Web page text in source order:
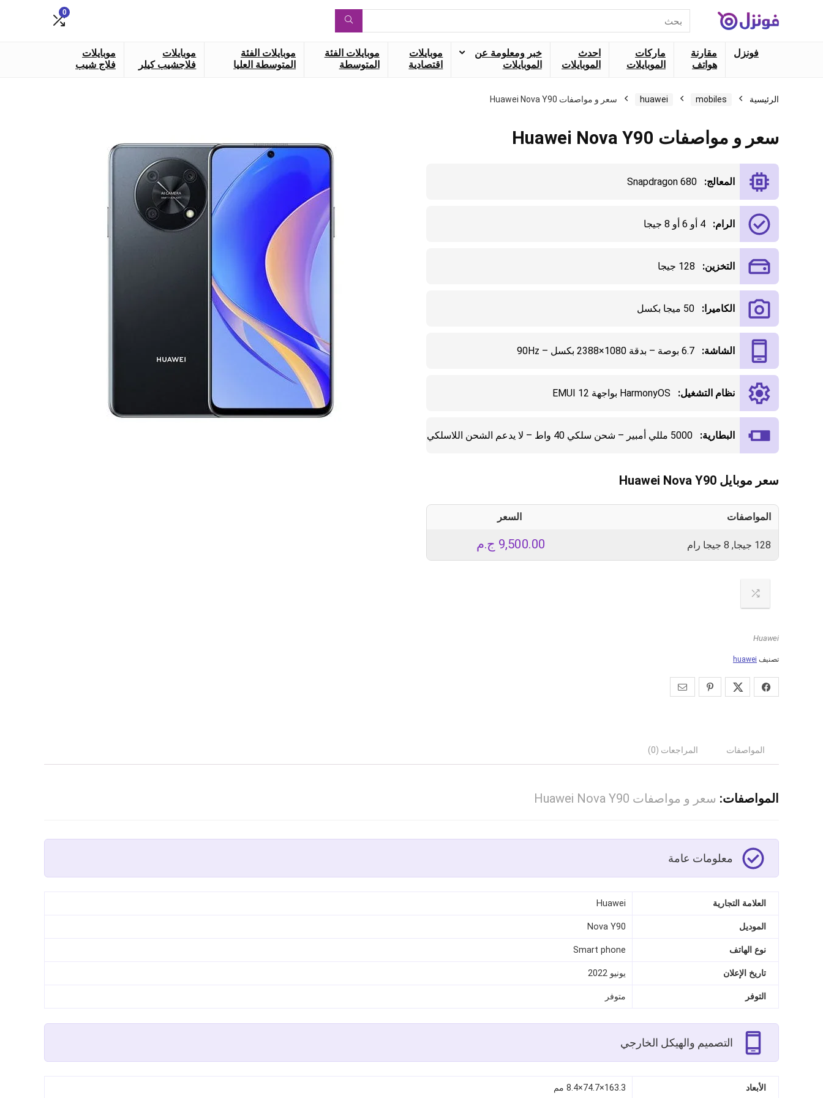
عن:
0
فونزل
مقارنة
هواتف
ماركات
الموبايلات
احدث
الموبايلات
خبر ومعلومة عن
الموبايلات
موبايلات
اقتصادية
موبايلات الفئة
المتوسطة
موبايلات الفئة
المتوسطة العليا
موبايلات
فلاجشيب كيلر
موبايلات
فلاج شيب
الرئيسية mobiles
huawei سعر و مواصفات Huawei Nova Y90
سعر و مواصفات Huawei Nova Y90
المعالج: Snapdragon 680
الرام: 4 أو 6 أو 8 جيجا
التخزين: 128 جيجا
الكاميرا: 50 ميجا بكسل
الشاشة: 6.7 بوصة – بدقة 1080×2388 بكسل – 90Hz
نظام التشغيل: HarmonyOS بواجهة EMUI 12
البطارية: 5000 مللي أمبير – شحن سلكي 40 واط – لا يدعم الشحن اللاسلكي
سعر موبايل Huawei Nova Y90
المواصفات السعر
128 جيجا, 8 جيجا رام ج.م 9,500.00
Huawei
تصنيف huawei
المواصفات المراجعات (0)
المواصفات: سعر و مواصفات Huawei Nova Y90
معلومات عامة
العلامة التجارية Huawei
الموديل Nova Y90
نوع الهاتف Smart phone
تاريخ الإعلان يونيو 2022
التوفر متوفر
التصميم والهيكل الخارجي
الأبعاد 163.3×74.7×8.4 مم